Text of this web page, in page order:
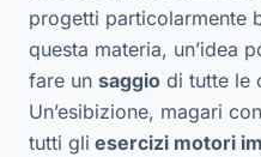
progetti particolarmente
questa materia, un’idea
fare un saggio di tutte le
Un’esibizione, magari
tutti gli esercizi motori